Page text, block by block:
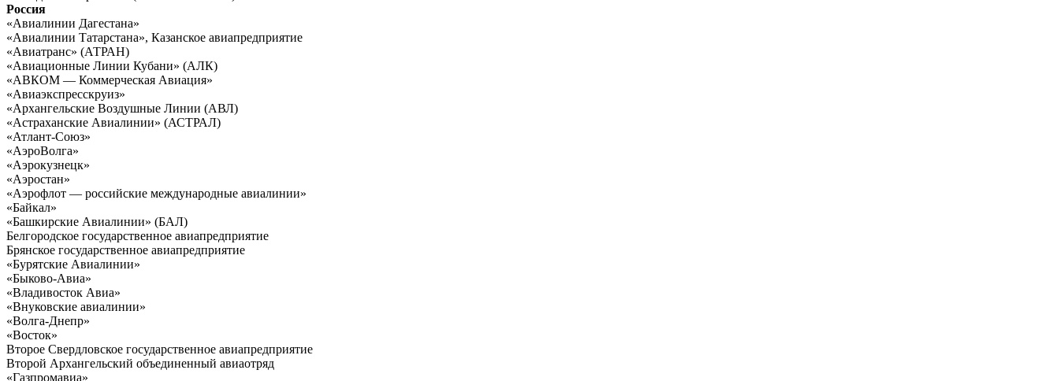
Россия
«Авиалинии Дагестана»
«Авиалинии Татарстана», Казанское авиапредприятие
«Авиатранс» (АТРАН)
«Авиационные Линии Кубани» (АЛК)
«АВКОМ — Коммерческая Авиация»
«Авиаэкспресскруиз»
«Архангельские Воздушные Линии (АВЛ)
«Астраханские Авиалинии» (АСТРАЛ)
«Атлант-Союз»
«АэроВолга»
«Аэрокузнецк»
«Аэростан»
«Аэрофлот — российские международные авиалинии»
«Байкал»
«Башкирские Авиалинии» (БАЛ)
Белгородское государственное авиапредприятие
Брянское государственное авиапредприятие
«Бурятские Авиалинии»
«Быково-Авиа»
«Владивосток Авиа»
«Внуковские авиалинии»
«Волга-Днепр»
«Восток»
Второе Свердловское государственное авиапредприятие
Второй Архангельский объединенный авиаотряд
«Газпромавиа»